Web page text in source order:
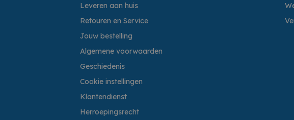
Leveren aan huis
Retouren en Service
Jouw bestelling
Algemene voorwaarden
Geschiedenis
Cookie instellingen
Klantendienst
Herroepingsrecht